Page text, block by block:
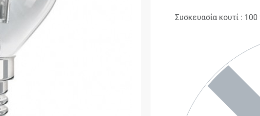
Συσκευασία κουτί : 100